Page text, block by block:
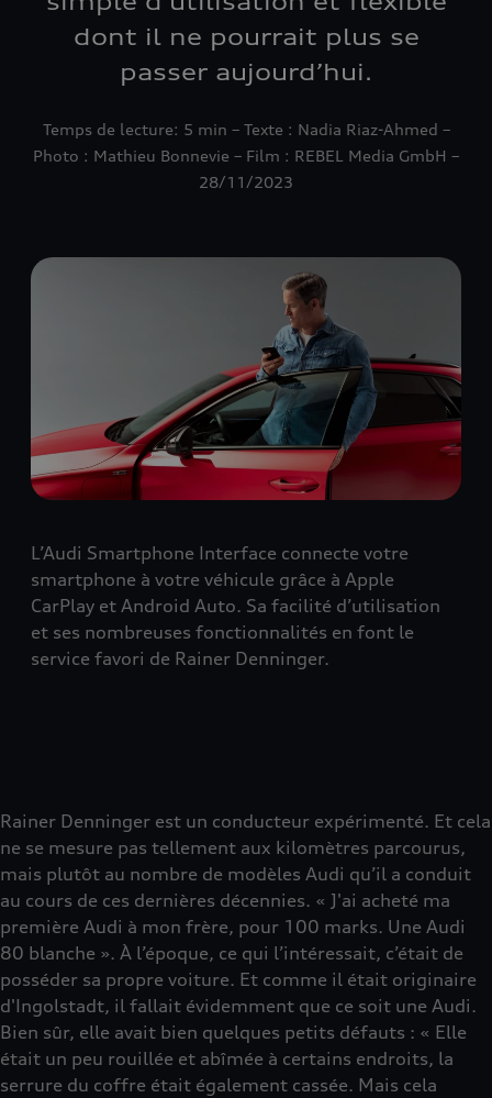
dont il ne pourrait plus se
passer aujourd’hui.
Temps de lecture: 5 min – Texte : Nadia Riaz-Ahmed –
Photo : Mathieu Bonnevie – Film : REBEL Media GmbH –
28/11/2023
L’Audi Smartphone Interface connecte votre
smartphone à votre véhicule grâce à Apple
CarPlay et Android Auto. Sa facilité d’utilisation
et ses nombreuses fonctionnalités en font le
service favori de Rainer Denninger.
Rainer Denninger est un conducteur expérimenté. Et cela
ne se mesure pas tellement aux kilomètres parcourus,
mais plutôt au nombre de modèles Audi qu’il a conduit
au cours de ces dernières décennies. « J'ai acheté ma
première Audi à mon frère, pour 100 marks. Une Audi
80 blanche ». À l’époque, ce qui l’intéressait, c’était de
posséder sa propre voiture. Et comme il était originaire
d'Ingolstadt, il fallait évidemment que ce soit une Audi.
Bien sûr, elle avait bien quelques petits défauts : « Elle
était un peu rouillée et abîmée à certains endroits, la
serrure du coffre était également cassée. Mais cela